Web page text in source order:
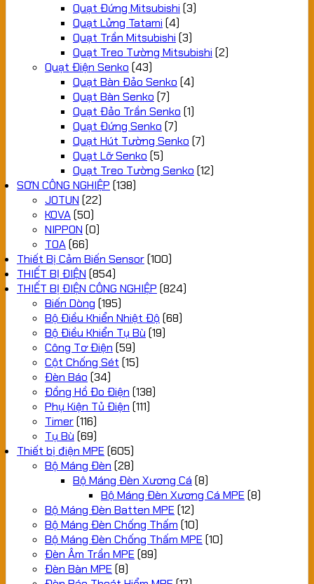
Quạt Đứng Mitsubishi (3)
Quạt Lửng Tatami (4)
Quạt Trần Mitsubishi (3)
Quạt Treo Tường Mitsubishi (2)
Quạt Điện Senko (43)
Quạt Bàn Đảo Senko (4)
Quạt Bàn Senko (7)
Quạt Đảo Trần Senko (1)
Quạt Đứng Senko (7)
Quạt Hút Tường Senko (7)
Quạt Lỡ Senko (5)
Quạt Treo Tường Senko (12)
SƠN CÔNG NGHIỆP (138)
JOTUN (22)
KOVA(50)
NIPPON (0)
TOA(66)
Thiết Bị Cảm Biến Sensor(100)
THIẾT BỊ ĐIỆN (854)
THIẾT BỊ ĐIỆN CÔNG NGHIỆP (824)
Biến Dòng (195)
Bộ Điều Khiển Nhiệt Độ (68)
Bộ Điều Khiển Tụ Bù (19)
Công Tơ Điện (59)
Cột Chống Sét (15)
Đèn Báo (34)
Đồng Hồ Đo Điện (138)
Phụ Kiện Tủ Điện (111)
Timer(116)
Tụ Bù (69)
Thiết bị điện MPE (605)
Bộ Máng Đèn (28)
Bộ Máng Đèn Xương Cá (8)
Bộ Máng Đèn Xương Cá MPE (8)
Bộ Máng Đèn Batten MPE (12)
Bộ Máng Đèn Chống Thấm (10)
Bộ Máng Đèn Chống Thấm MPE (10)
Đèn Âm Trần MPE (89)
Đèn Bàn MPE (8)